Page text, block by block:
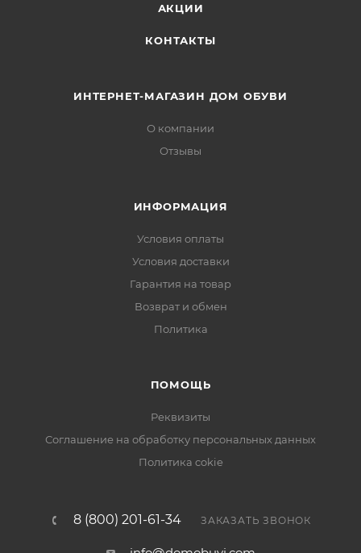
АКЦИИ
КОНТАКТЫ
ИНТЕРНЕТ-МАГАЗИН ДОМ ОБУВИ
О компании
Отзывы
ИНФОРМАЦИЯ
Условия оплаты
Условия доставки
Гарантия на товар
Возврат и обмен
Политика
ПОМОЩЬ
Реквизиты
Соглашение на обработку персональных данных
Политика cokie
8 (800) 201-61-34 ЗАКАЗАТЬ ЗВОНОК